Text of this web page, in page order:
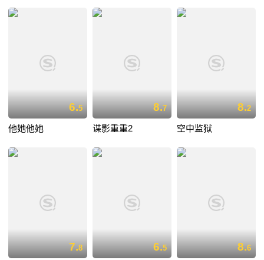
6.5
他她他她
8.7
谍影重重2
8.2
空中监狱
7.8 6.5 8.6